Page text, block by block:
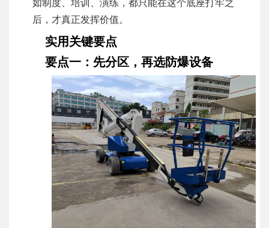
如制度、培训、演练，都只能在这个底座打牢之
后，才真正发挥价值。
实用关键要点
要点一：先分区，再选防爆设备